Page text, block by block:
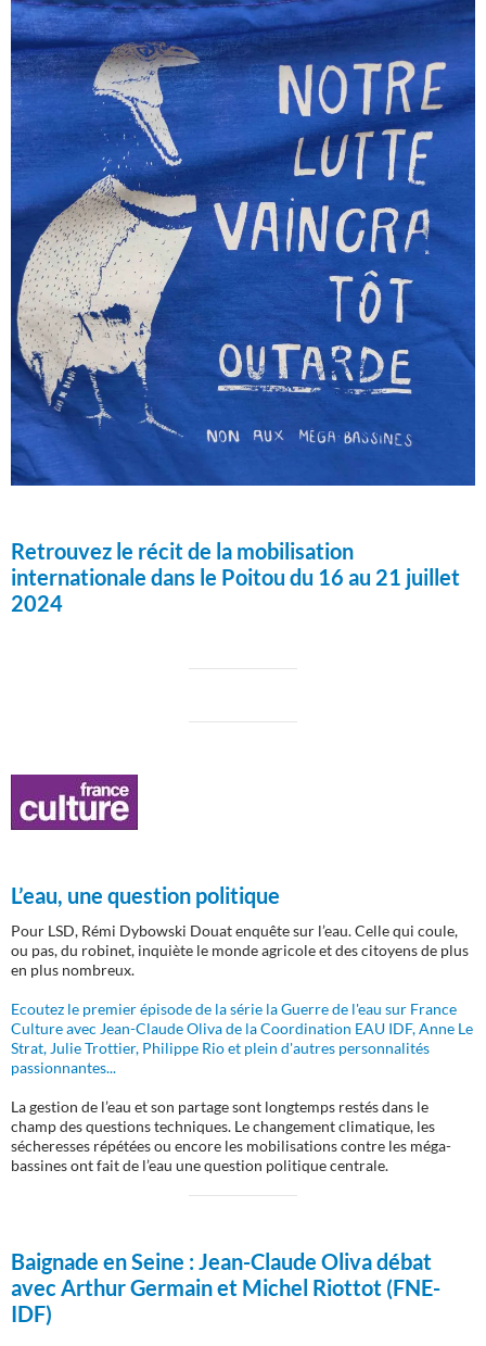
Retrouvez le récit de la mobilisation
internationale dans le Poitou du 16 au 21 juillet
2024
L’eau, une question politique
Pour LSD, Rémi Dybowski Douat enquête sur l’eau. Celle qui coule,
ou pas, du robinet, inquiète le monde agricole et des citoyens de plus
en plus nombreux.
Ecoutez le premier épisode de la série la Guerre de l'eau sur France
Culture avec Jean-Claude Oliva de la Coordination EAU IDF, Anne Le
Strat, Julie Trottier, Philippe Rio et plein d'autres personnalités
passionnantes...
La gestion de l’eau et son partage sont longtemps restés dans le
champ des questions techniques. Le changement climatique, les
sécheresses répétées ou encore les mobilisations contre les méga-
bassines ont fait de l’eau une question politique centrale.
Baignade en Seine :Jean-Claude Oliva débat
avec Arthur Germain et Michel Riottot (FNE-
IDF)